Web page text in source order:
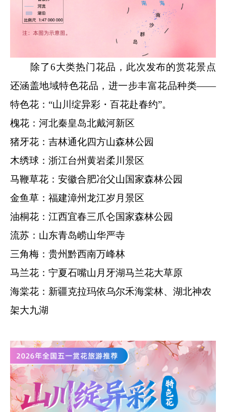
除了6大类热门花品，此次发布的赏花景点
还涵盖地域特色花品，进一步丰富花品种类——
特色花：“山川绽异彩・百花赴春约”。
槐花：河北秦皇岛北戴河新区
猪牙花：吉林通化四方山森林公园
木绣球：浙江台州黄岩柔川景区
马鞭草花：安徽合肥冶父山国家森林公园
金鱼草：福建漳州龙江岁月景区
油桐花：江西宜春三爪仑国家森林公园
流苏：山东青岛崂山华严寺
三角梅：贵州黔西南万峰林
马兰花：宁夏石嘴山月牙湖马兰花大草原
海棠花：新疆克拉玛依乌尔禾海棠林、湖北神农
架大九湖